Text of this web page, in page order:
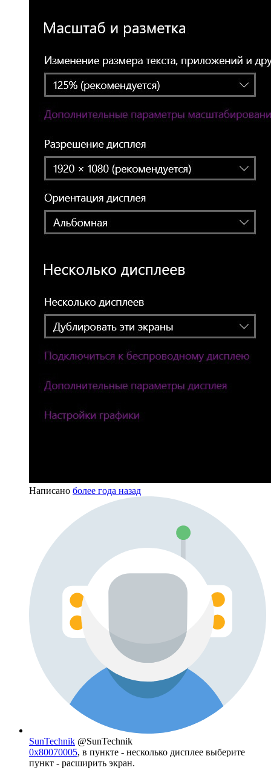
Написано более года назад
SunTechnik @SunTechnik
0x80070005, в пункте - несколько дисплее выберите
пункт - расширить экран.